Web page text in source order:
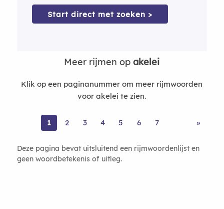
Start direct met zoeken >
Meer rijmen opakelei
Klik op een paginanummer om meer rijmwoorden
voor akelei te zien.
1 2 3 4 5 6 7 »
Deze pagina bevat uitsluitend een rijmwoordenlijst en
geen woordbetekenis of uitleg.